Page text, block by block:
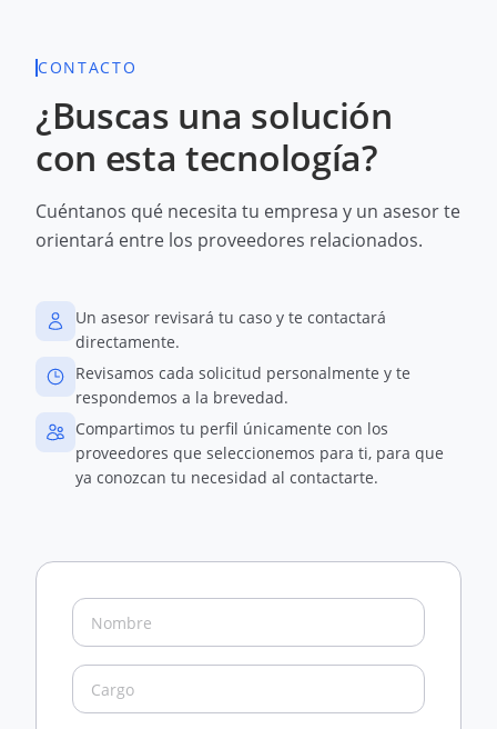
CONTACTO
¿Buscas una solución
con esta tecnología?
Cuéntanos qué necesita tu empresa y un asesor te
orientará entre los proveedores relacionados.
Un asesor revisará tu caso y te contactará
directamente.
Revisamos cada solicitud personalmente y te
respondemos a la brevedad.
Compartimos tu perfil únicamente con los
proveedores que seleccionemos para ti, para que
ya conozcan tu necesidad al contactarte.